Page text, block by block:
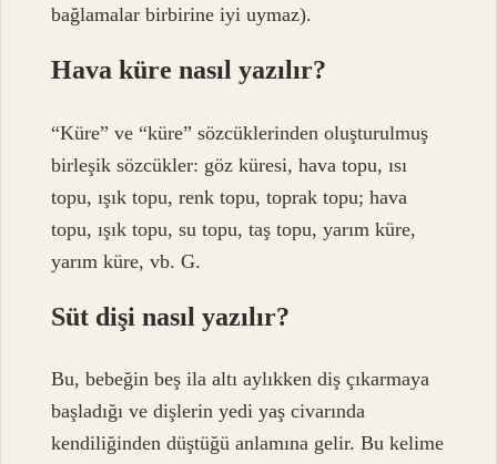
bağlamalar birbirine iyi uymaz).
Hava küre nasıl yazılır?
“Küre” ve “küre” sözcüklerinden oluşturulmuş
birleşik sözcükler: göz küresi, hava topu, ısı
topu, ışık topu, renk topu, toprak topu; hava
topu, ışık topu, su topu, taş topu, yarım küre,
yarım küre, vb. G.
Süt dişi nasıl yazılır?
Bu, bebeğin beş ila altı aylıkken diş çıkarmaya
başladığı ve dişlerin yedi yaş civarında
kendiliğinden düştüğü anlamına gelir. Bu kelime